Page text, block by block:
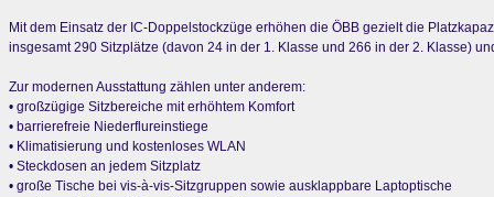
Mit dem Einsatz der IC-Doppelstockzüge erhöhen die ÖBB gezielt die
insgesamt 290 Sitzplätze (davon 24 in der 1. Klasse und 266 in der 2. Klasse)
Zur modernen Ausstattung zählen unter anderem:
• großzügige Sitzbereiche mit erhöhtem Komfort
• barrierefreie Niederflureinstiege
• Klimatisierung und kostenloses WLAN
• Steckdosen an jedem Sitzplatz
• große Tische bei vis-à-vis-Sitzgruppen sowie ausklappbare Laptoptische